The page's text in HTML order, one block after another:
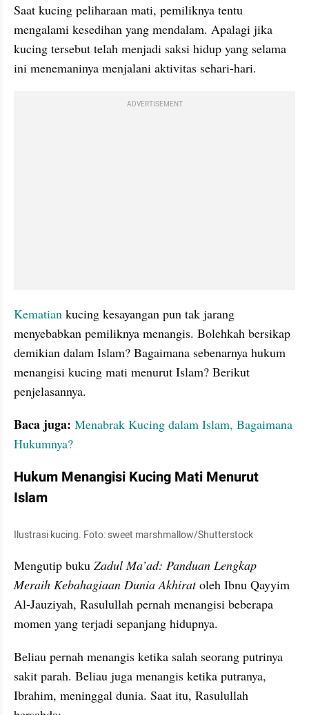
Saat kucing peliharaan mati, pemiliknya tentu
mengalami kesedihan yang mendalam. Apalagi jika
kucing tersebut telah menjadi saksi hidup yang selama
ini menemaninya menjalani aktivitas sehari-hari.
ADVERTISEMENT
Kematian kucing kesayangan pun tak jarang
menyebabkan pemiliknya menangis. Bolehkah bersikap
demikian dalam Islam? Bagaimana sebenarnya hukum
menangisi kucing mati menurut Islam? Berikut
penjelasannya.
Baca juga: Menabrak Kucing dalam Islam, Bagaimana
Hukumnya?
Hukum Menangisi Kucing Mati Menurut
Islam
Ilustrasi kucing. Foto: sweet marshmallow/Shutterstock
Mengutip buku Zadul Ma’ad: Panduan Lengkap
Meraih Kebahagiaan Dunia Akhirat oleh Ibnu Qayyim
Al-Jauziyah, Rasulullah pernah menangisi beberapa
momen yang terjadi sepanjang hidupnya.
Beliau pernah menangis ketika salah seorang putrinya
sakit parah. Beliau juga menangis ketika putranya,
Ibrahim, meninggal dunia. Saat itu, Rasulullah